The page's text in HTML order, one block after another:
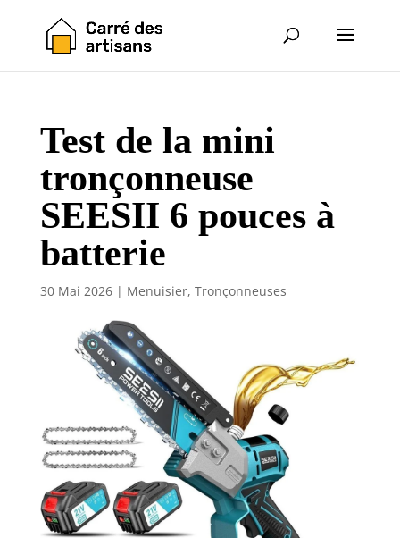
Test de la mini
tronçonneuse
SEESII 6 pouces à
batterie
30 Mai 2026| Menuisier, Tronçonneuses